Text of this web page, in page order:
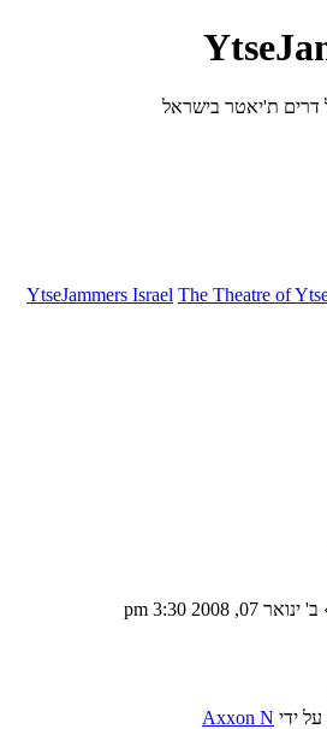
דרים ת'יאטר בישראל
YtseJammers Israel The Theatre of
ב' ינואר 07, 2008 3:30 pm
על ידי Axxon N